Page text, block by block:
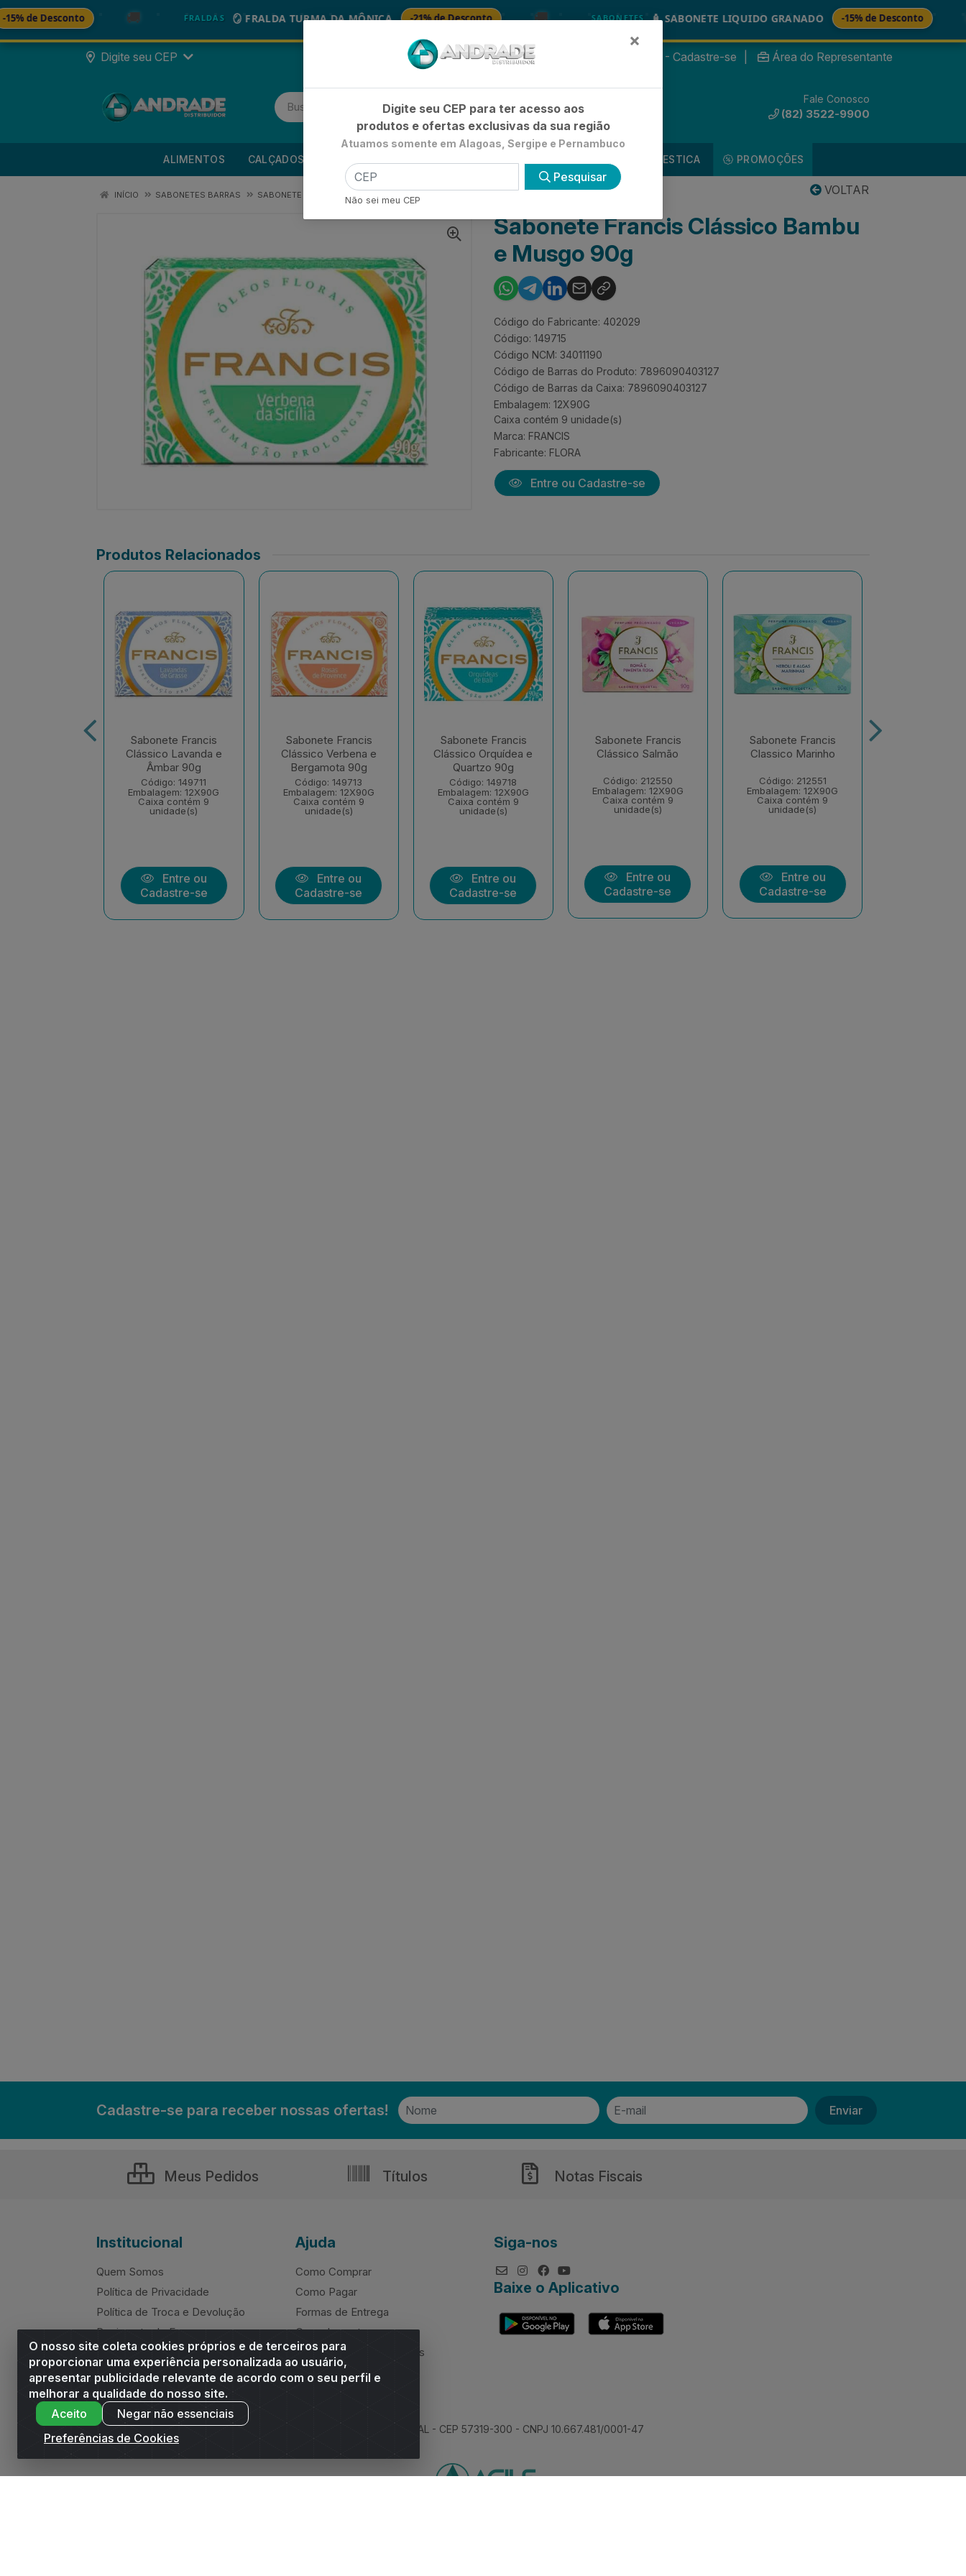
Desconto 🚚 FRALDAS 🪞 FRALDA TURMA DA MÔNICA -21% de Desconto 🚚 SABONETES 🧴 SABONETE LIQUIDO GRANADO -15% de Desconto 🚚
Digite seu CEP Já é cliente? - Entrar Não é cliente? - Cadastre-se Área do Representante
Fale Conosco
(82) 3522-9900
ALIMENTOS CALÇADOS UTILIDADE DOMESTICA PROMOÇÕES
VOLTAR
INÍCIO SABONETES BARRAS SABONETE BARRA HIDRATANTE SABONETE FRANCIS CLÁSSICO BAMBU E MUSGO 90G
Sabonete Francis Clássico Bambu
e Musgo 90g
Código do Fabricante: 402029
Código: 149715
Código NCM: 34011190
Código de Barras do Produto: 7896090403127
Código de Barras da Caixa: 7896090403127
Embalagem: 12X90G
Caixa contém 9 unidade(s)
Marca: FRANCIS
Fabricante: FLORA
Entre ou Cadastre-se
Produtos Relacionados
Sabonete Francis
Clássico Lavanda e
Âmbar 90g
Código: 149711
Embalagem: 12X90G
Caixa contém 9
unidade(s)
Entre ou
Cadastre-se
Sabonete Francis
Clássico Verbena e
Bergamota 90g
Código: 149713
Embalagem: 12X90G
Caixa contém 9
unidade(s)
Entre ou
Cadastre-se
Sabonete Francis
Clássico Orquídea e
Quartzo 90g
Código: 149718
Embalagem: 12X90G
Caixa contém 9
unidade(s)
Entre ou
Cadastre-se
Sabonete Francis
Clássico Salmão
Código: 212550
Embalagem: 12X90G
Caixa contém 9
unidade(s)
Entre ou
Cadastre-se
Sabonete Francis
Classico Marinho
Código: 212551
Embalagem: 12X90G
Caixa contém 9
unidade(s)
Entre ou
Cadastre-se
O nosso site coleta cookies próprios e de terceiros para
proporcionar uma experiência personalizada ao usuário,
apresentar publicidade relevante de acordo com o seu perfil e
melhorar a qualidade do nosso site.
Aceito
Negar não essenciais
Preferências de Cookies
Cadastre-se para receber nossas ofertas!
Meus Pedidos Títulos Notas Fiscais
Institucional
Quem Somos
Política de Privacidade
Política de Troca e Devolução
Regimento do E-commerce
Andrade Online
Ajuda
Como Comprar
Como Pagar
Formas de Entrega
Cancelamentos
Ressarcimento de valores
Siga-nos
Baixe o Aplicativo
Andrade Distribuidor - ROD AL 110, n° 1401 - Sitio Moco, Arapiraca/AL - CEP 57319-300 - CNPJ 10.667.481/0001-47
×
Digite seu CEP para ter acesso aos
produtos e ofertas exclusivas da sua região
Atuamos somente em Alagoas, Sergipe e Pernambuco
Pesquisar
Não sei meu CEP